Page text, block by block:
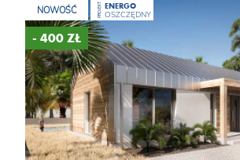
NOWOŚĆ PROJEKT ENERGO
OSZCZĘDNY
- 400 ZŁ